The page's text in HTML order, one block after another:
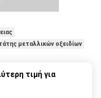
μεταλλικών οξειδίων
τιμή για